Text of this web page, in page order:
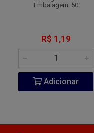
Embalagem: 50
R$ 1,19
Adicionar